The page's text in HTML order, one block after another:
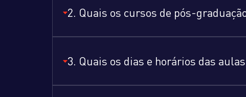
2. Quais os cursos de pós-
3. Quais os dias e horários das